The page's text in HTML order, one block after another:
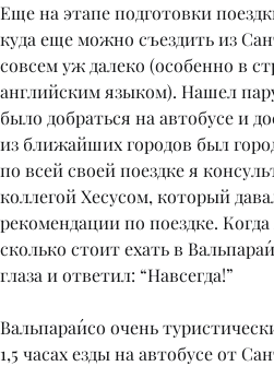
Еще на этапе подготовки
куда еще можно съездить из
совсем уж далеко (особенно в
английским языком). Нашел
было добраться на автобусе и
из ближайших городов был
по всей своей поездке я
коллегой Хесусом, который
рекомендации по поездке.
сколько стоит ехать в
глаза и ответил: “Навсегда!”
Вальпараи́со очень
1,5 часах езды на автобусе от